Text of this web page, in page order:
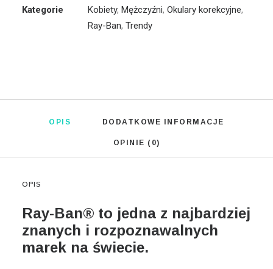
Kategorie
Kobiety, Mężczyźni, Okulary korekcyjne,
Ray-Ban, Trendy
OPIS DODATKOWE INFORMACJE
OPINIE (0)
OPIS
Ray-Ban® to jedna z najbardziej
znanych i rozpoznawalnych
marek na świecie.